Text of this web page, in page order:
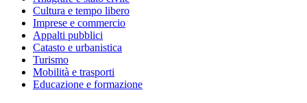
Cultura e tempo libero
Imprese e commercio
Appalti pubblici
Catasto e urbanistica
Turismo
Mobilità e trasporti
Educazione e formazione